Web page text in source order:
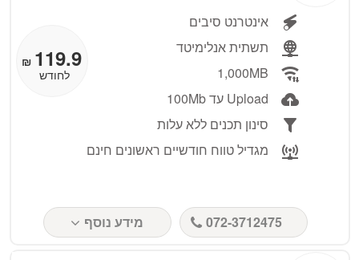
אינטרנט סיבים
תשתית אנלימיטד
1,000MB
Upload עד 100Mb
סינון תכנים ללא עלות
מגדיל טווח חודשיים ראשונים חינם
119.9
₪
לחודש
072-3712475 מידע נוסף